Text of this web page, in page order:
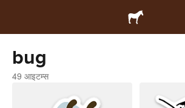
bug
49 आइटम्स